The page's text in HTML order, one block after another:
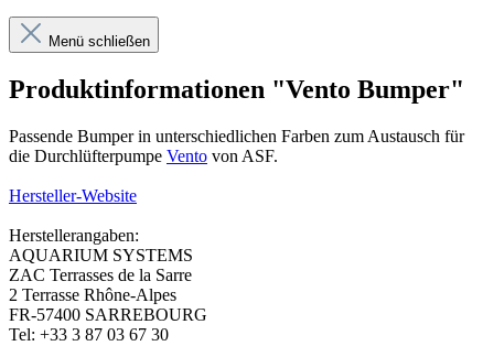
Menü schließen
Produktinformationen "Vento Bumper"
Passende Bumper in unterschiedlichen Farben zum Austausch für
die Durchlüfterpumpe Vento von ASF.
Hersteller-Website
Herstellerangaben:
AQUARIUM SYSTEMS
ZAC Terrasses de la Sarre
2 Terrasse Rhône-Alpes
FR-57400 SARREBOURG
Tel: +33 3 87 03 67 30